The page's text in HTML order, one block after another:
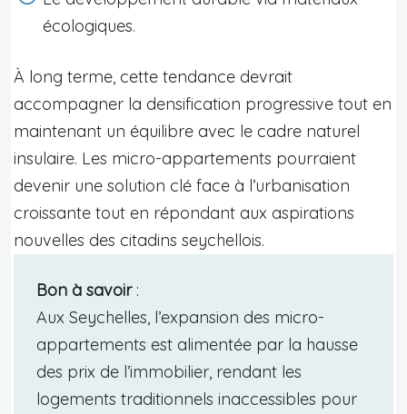
écologiques.
À long terme, cette tendance devrait
accompagner la densification progressive tout en
maintenant un équilibre avec le cadre naturel
insulaire. Les micro-appartements pourraient
devenir une solution clé face à l’urbanisation
croissante tout en répondant aux aspirations
nouvelles des citadins seychellois.
Bon à savoir:
Aux Seychelles, l’expansion des micro-
appartements est alimentée par la hausse
des prix de l’immobilier, rendant les
logements traditionnels inaccessibles pour